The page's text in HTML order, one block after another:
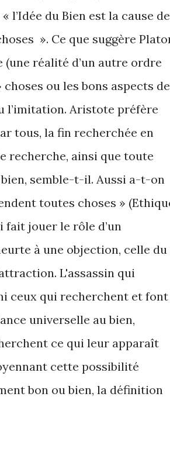
l’Idée du Bien est la cause de
». Ce que suggère
(une réalité d’un autre ordre
ou les bons aspects
l’imitation. Aristote préfère
tous, la fin recherchée en
recherche, ainsi que toute
semble-t-il. Aussi a-t-on
toutes choses »
fait jouer le rôle d’un
à une objection, celle du
L'assassin qui
ceux qui recherchent et font
universelle au bien,
ce qui leur apparaît
cette possibilité
bon ou bien, la définition